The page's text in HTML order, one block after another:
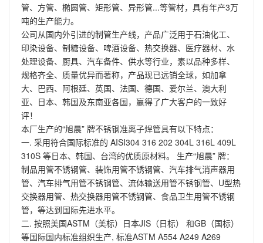
管、方管、椭圆管、矩形管、异形管...等管材，具有年产3万
吨的生产能力。
公司从国内外引进的制管生产线，产品广泛用于石油化工、
印染设备、制糖设备、啤酒设备、热交换器、医疗器材、水
处理设备、厨具、汽车备件、供水等行业，素以品种多样、
规格齐全、质量优异而著称，产品现已远销全球，如加拿
大、巴西、阿根廷、英国、法国、德国、爱尔兰、澳大利
亚、日本、韩国及东南亚各国，赢得了广大客户的一致好
评！
本厂生产的“旭晨” 牌不锈钢准离子焊管具有以下特点：
一. 采用符合国际标准的 AISI304 316 202 304L 316L 409L
310S 等日本、韩国、台湾的优质原材料。 生产“旭晨” 牌：
制品用管不锈钢管、装饰用管不锈钢管、汽车排气消声器用
管、汽车排气用管不锈钢管、流体输送用管不锈钢管、U型热
交换器用管、热交换器用管不锈钢管、食品卫生用管不锈钢
管，等达到国际先进水平。
二. 按照美国ASTM（美标）日本JIS（日标） 和GB（国标）
等国际国内标准组织生产, 标准ASTM A554 A249 A269